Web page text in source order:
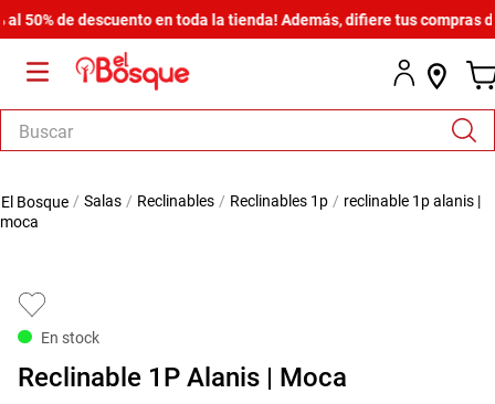
de descuento en toda la tienda! Además, difiere tus compras
Buscar
salas reclinables reclinables 1p
reclinable 1p alanis |
moca
En stock
Reclinable 1P Alanis | Moca
1.
salas
.
zapatera